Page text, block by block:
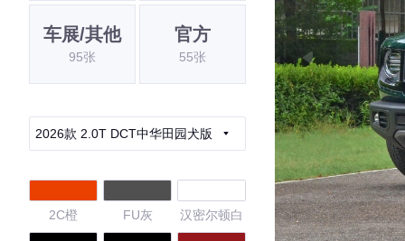
车展/其他
95张
官方
55张
2026款 2.0T DCT中华田园犬版
2C橙 FU灰 汉密尔顿白